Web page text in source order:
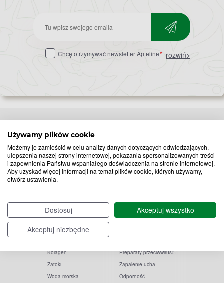
Używamy plików cookie
Możemy je zamieścić w celu analizy danych dotyczących odwiedzających,
ulepszenia naszej strony internetowej, pokazania spersonalizowanych treści
i zapewnienia Państwu wspaniałego doświadczenia na stronie internetowej.
Aby uzyskać więcej informacji na temat plików cookie, których używamy,
otwórz ustawienia.
Dostosuj
Akceptuj wszystko
Akceptuj niezbędne
Zapisz
do
Chcę otrzymywać newsletter Apteline* rozwiń>
Popularne zapytania
Witamina D
Witamina C
Krople do oczu
Paracetamol
Ibuprofen
Melatonina
Kolagen
Zatoki
Woda morska
Termometry
Krople do nosa
Kaszel
Olejki eteryczne
Preparaty przeciwwirusowe
Zapalenie ucha
Odporność